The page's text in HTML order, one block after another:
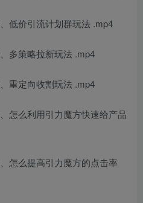
低价引流计划群玩法 .mp4
多策略拉新玩法 .mp4
重定向收割玩法 .mp4
怎么利用引力魔方快速给产品
怎么提高引力魔方的点击率